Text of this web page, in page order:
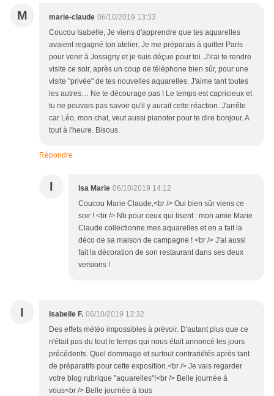
M marie-claude 06/10/2019 13:33
Coucou Isabelle, Je viens d'apprendre que tes aquarelles
avaient regagné ton atelier. Je me préparais à quitter Paris
pour venir à Jossigny et je suis déçue pour toi. J'irai te rendre
visite ce soir, après un coup de téléphone bien sûr, pour une
visite "privée" de tes nouvelles aquarelles. J'aime tant toutes
les autres… Ne te décourage pas ! Le temps est capricieux et
tu ne pouvais pas savoir qu'il y aurait cette réaction. J'arrête
car Léo, mon chat, veut aussi pianoter pour te dire bonjour. A
tout à l'heure. Bisous.
Répondre
I Isa Marie 06/10/2019 14:12
Coucou Marie Claude,<br /> Oui bien sûr viens ce
soir ! <br /> Nb pour ceux qui lisent : mon amie Marie
Claude collectionne mes aquarelles et en a fait la
déco de sa maison de campagne ! <br /> J'ai aussi
fait la décoration de son restaurant dans ses deux
versions !
I Isabelle F. 06/10/2019 13:32
Des effets météo impossibles à prévoir. D'autant plus que ce
n'était pas du tout le temps qui nous était annoncé les jours
précédents. Quel dommage et surtout contrariétés après tant
de préparatifs pour cette exposition.<br /> Je vais regarder
votre blog rubrique "aquarelles"!<br /> Belle journée à
vous<br /> Belle journée à tous